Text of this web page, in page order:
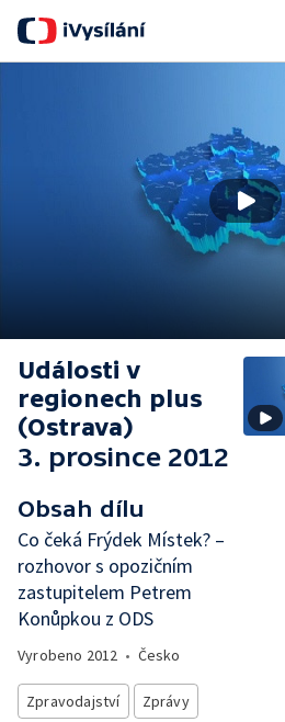
Události v
regionech plus
(Ostrava)
3. prosince 2012
Obsah dílu
Co čeká Frýdek Místek? –
rozhovor s opozičním
zastupitelem Petrem
Konůpkou z ODS
Vyrobeno 2012 • Česko
Zpravodajství
Zprávy